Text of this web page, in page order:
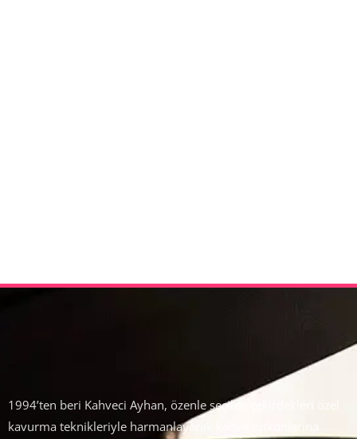
1994’ten beri Kahveci Ayhan, özenle seçilen çekirdekleri özel
kavurma teknikleriyle harmanlayarak kahve tutkunlarına